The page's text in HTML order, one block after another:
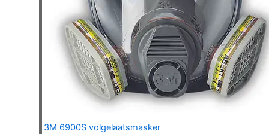
3M 6900S volgelaatsmasker